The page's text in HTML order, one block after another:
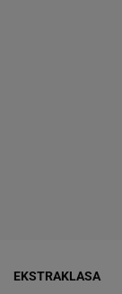
EKSTRAKLASA